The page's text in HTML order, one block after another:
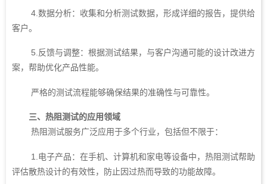
4.数据分析：收集和分析测试数据，形成详细的报告，提供给
客户。
5.反馈与调整：根据测试结果，与客户沟通可能的设计改进方
案，帮助优化产品性能。
严格的测试流程能够确保结果的准确性与可靠性。
三、热阻测试的应用领域
热阻测试服务广泛应用于多个行业，包括但不限于：
1.电子产品：在手机、计算机和家电等设备中，热阻测试帮助
评估散热设计的有效性，防止因过热而导致的功能故障。